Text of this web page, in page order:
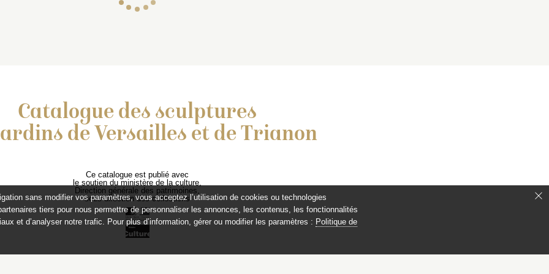
Catalogue des sculptures
de Versailles et de Trianon
Ce catalogue est publié avec
le soutien du ministère de la culture,
Direction générale des patrimoines,
sous-direction des collections
sans modifier vos paramètres, vous acceptez l’utilisation de cookies ou technologies
tiers pour nous permettre de personnaliser les annonces, les contenus, les fonctionnalités
et d’analyser notre trafic. Pour plus d’information, gérer ou modifier les paramètres : Politique de